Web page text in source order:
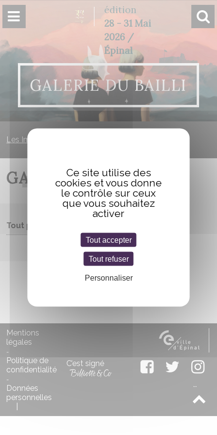
édition
28 - 31 Mai
2026 /
Épinal
GALERIE DU BAILLI
Les Imaginales
GALERIE DU BAILLI
Tout public
Entrée libre
Mentions
légales
-
Politique de
confidentialité
-
Données
personnelles
C’est signé
Panneau de gestion des cookies
Ce site utilise des
cookies et vous donne
le contrôle sur ceux
que vous souhaitez
activer
Tout accepter
Tout refuser
Personnaliser